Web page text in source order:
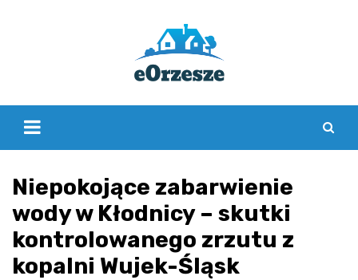
Niepokojące zabarwienie
wody w Kłodnicy – skutki
kontrolowanego zrzutu z
kopalni Wujek-Śląsk